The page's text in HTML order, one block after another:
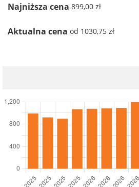
Najniższa cena 899,00 zł
Aktualna cena od 1030,75 zł